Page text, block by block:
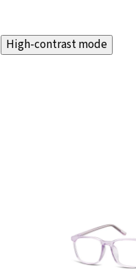
High-contrast mode